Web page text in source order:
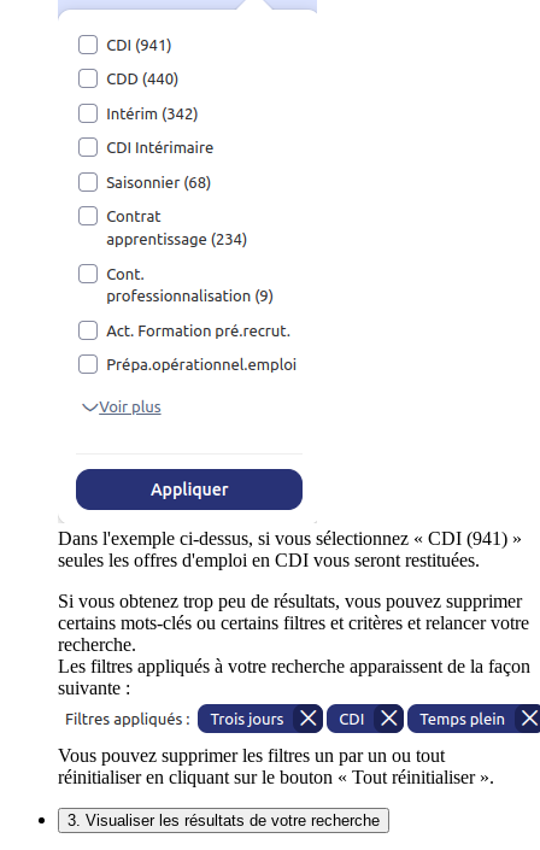
Dans l'exemple ci-dessus, si vous sélectionnez « CDI (941) »
seules les offres d'emploi en CDI vous seront restituées.
Si vous obtenez trop peu de résultats, vous pouvez supprimer
certains mots-clés ou certains filtres et critères et relancer votre
recherche.
Les filtres appliqués à votre recherche apparaissent de la façon
suivante :
Vous pouvez supprimer les filtres un par un ou tout
réinitialiser en cliquant sur le bouton « Tout réinitialiser ».
3. Visualiser les résultats de votre recherche